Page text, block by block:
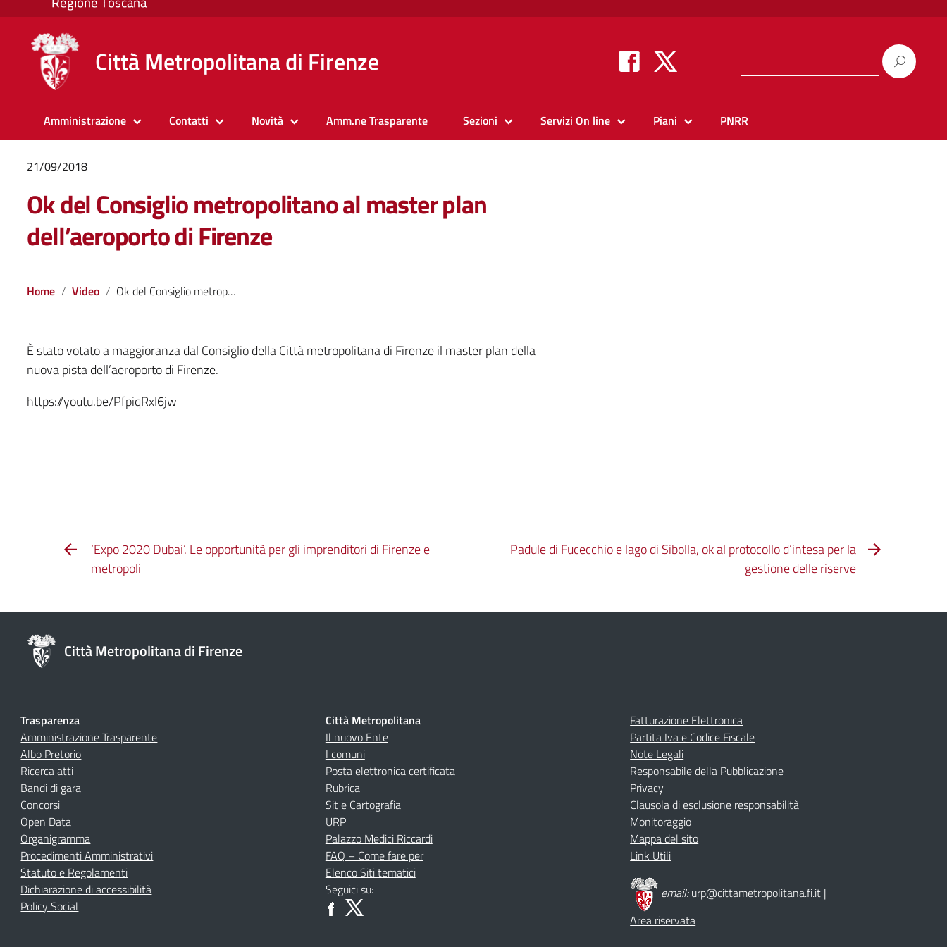
Città Metropolitana di Firenze
Amministrazione Contatti Novità Amm.ne Trasparente Sezioni Servizi On line Piani PNRR
21/09/2018
Ok del Consiglio metropolitano al master plan
dell’aeroporto di Firenze
Home Video Ok del Consiglio metropolitano al master plan dell’aeroporto di Firenze
È stato votato a maggioranza dal Consiglio della Città metropolitana di Firenze il master plan della
nuova pista dell’aeroporto di Firenze.
https://youtu.be/PfpiqRxI6jw
‘Expo 2020 Dubai’. Le opportunità per gli imprenditori di Firenze e
metropoli
Padule di Fucecchio e lago di Sibolla, ok al protocollo d’intesa per la
gestione delle riserve
Città Metropolitana di Firenze
Trasparenza
Amministrazione Trasparente
Albo Pretorio
Ricerca atti
Bandi di gara
Concorsi
Open Data
Organigramma
Procedimenti Amministrativi
Statuto e Regolamenti
Dichiarazione di accessibilità
Policy Social
Città Metropolitana
Il nuovo Ente
I comuni
Posta elettronica certificata
Rubrica
Sit e Cartografia
URP
Palazzo Medici Riccardi
FAQ – Come fare per
Elenco Siti tematici
Seguici su:
Fatturazione Elettronica
Partita Iva e Codice Fiscale
Note Legali
Responsabile della Pubblicazione
Privacy
Clausola di esclusione responsabilità
Monitoraggio
Mappa del sito
Link Utili
email:urp@cittametropolitana.fi.it |
Area riservata